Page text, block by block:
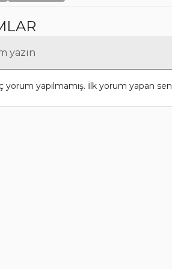
yazın
yorum yapılmamış. İlk yorum yapan